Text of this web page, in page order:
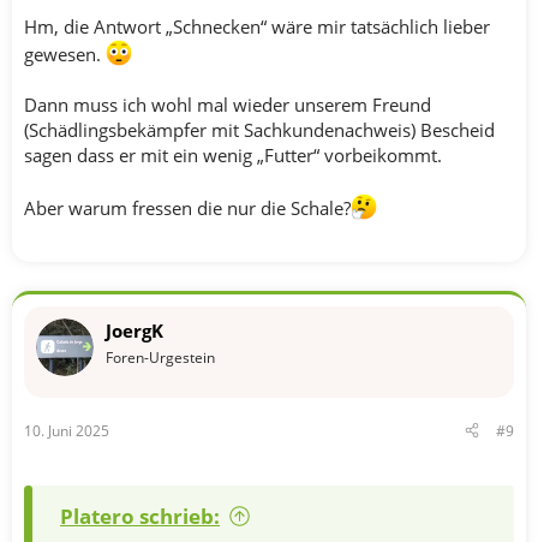
Hm, die Antwort „Schnecken“ wäre mir tatsächlich lieber
gewesen.
Dann muss ich wohl mal wieder unserem Freund
(Schädlingsbekämpfer mit Sachkundenachweis) Bescheid
sagen dass er mit ein wenig „Futter“ vorbeikommt.
Aber warum fressen die nur die Schale?
JoergK
Foren-Urgestein
10. Juni 2025 #9
Platero schrieb: